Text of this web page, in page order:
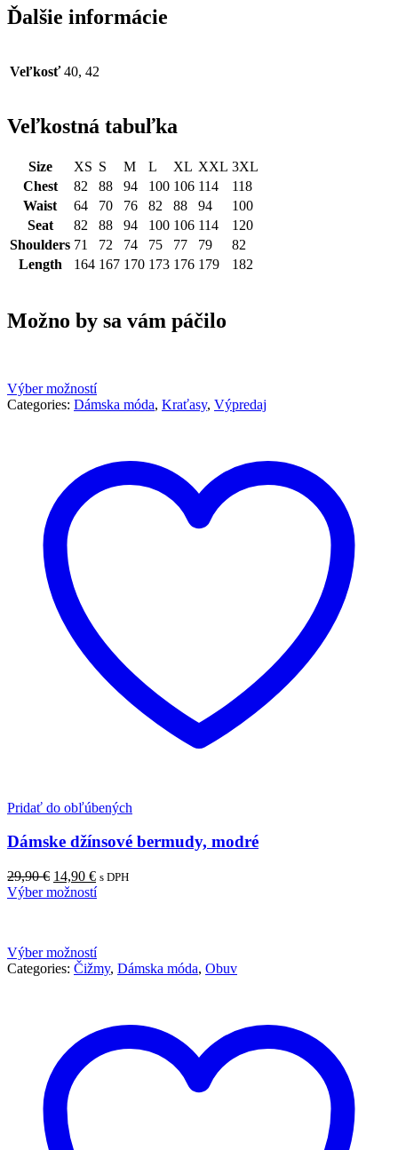
Ďalšie informácie
Veľkosť 40, 42
Veľkostná tabuľka
Size XS S M L XL XXL 3XL
Chest
82 88 94 100 106 114
118
Waist
64 70 76 82 88 94
100
Seat
82 88 94 100 106 114
120
Shoulders 71 72 74 75 77 79
82
Length
164 167 170 173 176 179 182
Možno by sa vám páčilo
Výber možností
Categories: Dámska móda, Kraťasy, Výpredaj
Pridať do obľúbených
Dámske džínsové bermudy, modré
29,90€ Pôvodná
cena
14,90 €Aktuálna
cena
s DPH
Výber možností
Výber možností
Categories: Čižmy, Dámska móda, Obuv